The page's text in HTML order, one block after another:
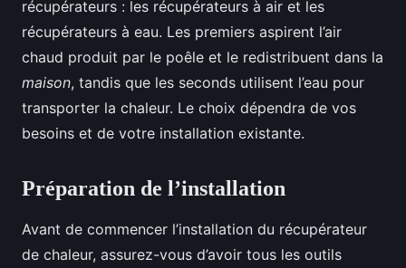
récupérateurs : les récupérateurs à air et les
récupérateurs à eau. Les premiers aspirent l’air
chaud produit par le poêle et le redistribuent dans la
maison, tandis que les seconds utilisent l’eau pour
transporter la chaleur. Le choix dépendra de vos
besoins et de votre installation existante.
Préparation de l’installation
Avant de commencer l’installation du récupérateur
de chaleur, assurez-vous d’avoir tous les outils